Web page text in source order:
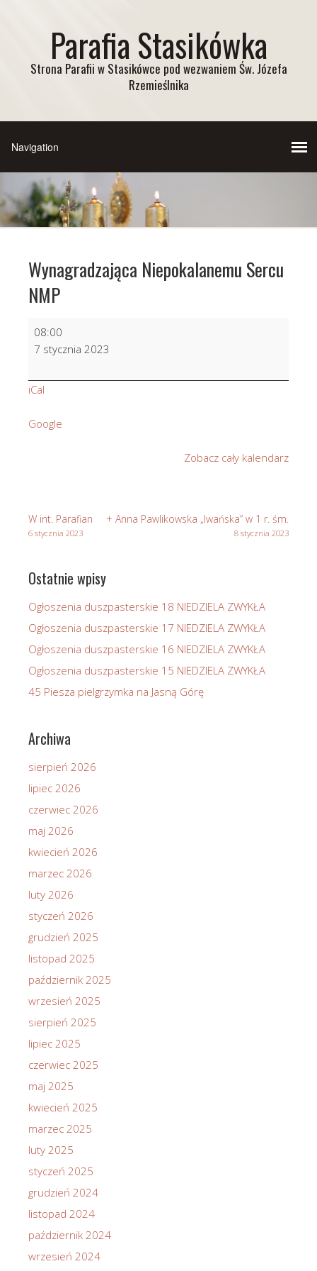
Parafia Stasikówka
Strona Parafii w Stasikówce pod wezwaniem Św. Józefa
Rzemieślnika
Wynagradzająca Niepokalanemu Sercu
NMP
Wynagradzająca
Niepokalanemu
Sercu
08:00
7 stycznia 2023
iCal
Google
Zobacz cały kalendarz
W int. Parafian
6 stycznia 2023
+ Anna Pawlikowska „Iwańska” w 1 r. śm.
8 stycznia 2023
Ostatnie wpisy
Ogłoszenia duszpasterskie 18 NIEDZIELA ZWYKŁA
Ogłoszenia duszpasterskie 17 NIEDZIELA ZWYKŁA
Ogłoszenia duszpasterskie 16 NIEDZIELA ZWYKŁA
Ogłoszenia duszpasterskie 15 NIEDZIELA ZWYKŁA
45 Piesza pielgrzymka na Jasną Górę
Archiwa
sierpień 2026
lipiec 2026
czerwiec 2026
maj 2026
kwiecień 2026
marzec 2026
luty 2026
styczeń 2026
grudzień 2025
listopad 2025
październik 2025
wrzesień 2025
sierpień 2025
lipiec 2025
czerwiec 2025
maj 2025
kwiecień 2025
marzec 2025
luty 2025
styczeń 2025
grudzień 2024
listopad 2024
październik 2024
wrzesień 2024